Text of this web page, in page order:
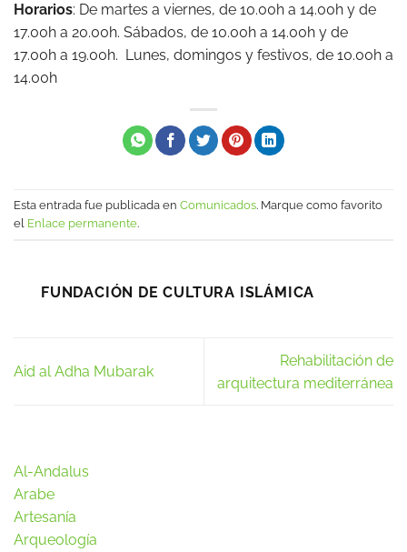
Horarios: De martes a viernes, de 10.00h a 14.00h y de
17.00h a 20.00h. Sábados, de 10.00h a 14.00h y de
17.00h a 19.00h. Lunes, domingos y festivos, de 10.00h a
14.00h
Esta entrada fue publicada en Comunicados. Marque como favorito
el Enlace permanente.
FUNDACIÓN DE CULTURA ISLÁMICA
Aid al Adha Mubarak
Rehabilitación de
arquitectura mediterránea
Al-Andalus
Arabe
Artesanía
Arqueología